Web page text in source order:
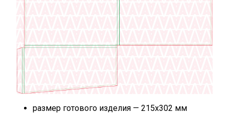
размер готового изделия — 215х302 мм